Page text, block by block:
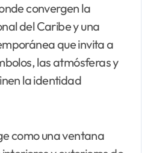
convergen la
del Caribe y una
que invita a
las atmósferas y
la identidad
como una ventana